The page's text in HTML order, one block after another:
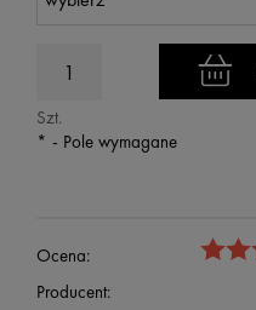
Szt.
* - Pole wymagane
Ocena:
Producent: